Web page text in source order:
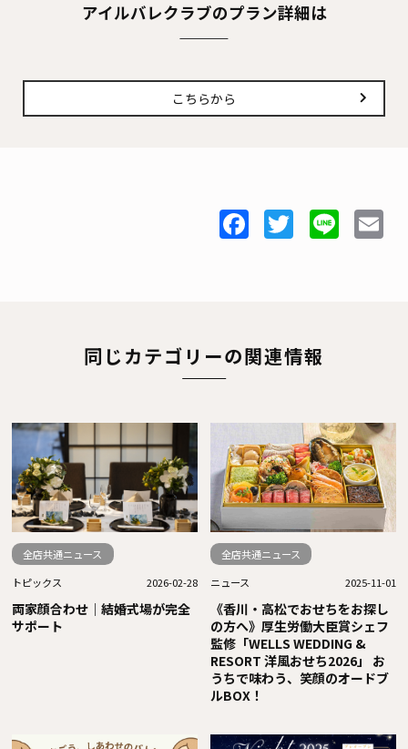
アイルバレクラブのプラン詳細は
こちらから
Facebook
Twitter
Line
同じカテゴリーの関連情報
全店共通ニュース
トピックス
2026-02-28
両家顔合わせ｜結婚式場が完全
サポート
全店共通ニュース
ニュース
2025-11-01
《香川・高松でおせちをお探し
の方へ》厚生労働大臣賞シェフ
監修「WELLS WEDDING &
RESORT 洋風おせち2026」 お
うちで味わう、笑顔のオードブ
ルBOX！